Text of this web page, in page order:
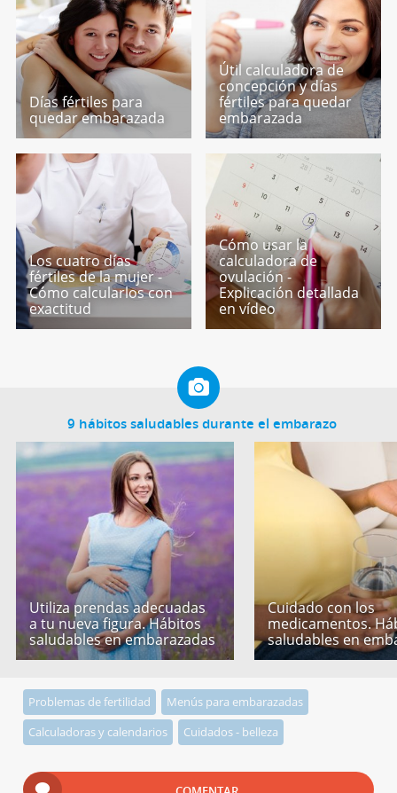
Días fértiles para
quedar embarazada
Útil calculadora de
concepción y días
fértiles para quedar
embarazada
Los cuatro días
fértiles de la mujer -
Cómo calcularlos con
exactitud
Cómo usar la
calculadora de
ovulación -
Explicación detallada
en vídeo
9 hábitos saludables durante el embarazo
Utiliza prendas adecuadas
a tu nueva figura. Hábitos
saludables en embarazadas
Cuidado con los
medicamentos.
saludables en
Problemas de fertilidad
Menús para embarazadas
Calculadoras y calendarios
Cuidados - belleza